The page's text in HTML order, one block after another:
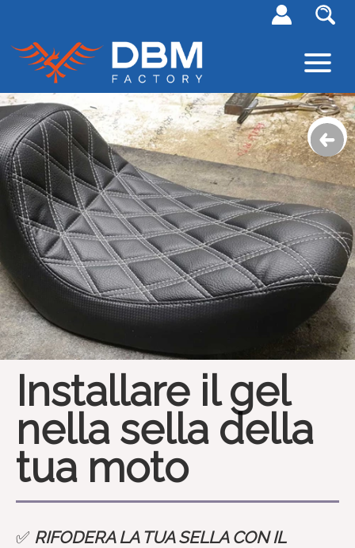
Installare il gel
nella sella della
tua moto
✅ RIFODERA LA TUA SELLA CON IL